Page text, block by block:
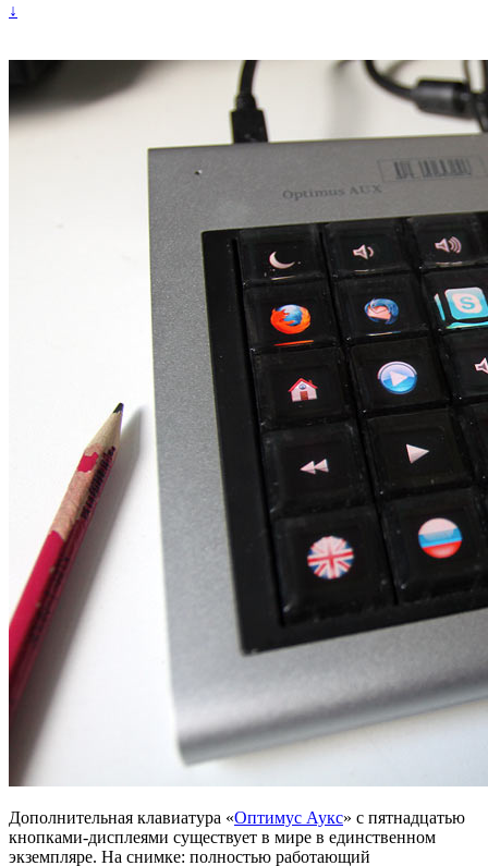
↓
Дополнительная клавиатура «Оптимус Аукс» с пятнадцатью
кнопками-дисплеями существует в мире в единственном
экземпляре. На снимке: полностью работающий